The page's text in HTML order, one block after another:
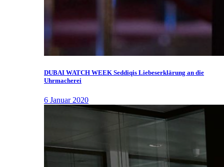
DUBAI WATCH WEEK Seddiqis Liebeserklärung an die
Uhrmacherei
6 Januar 2020